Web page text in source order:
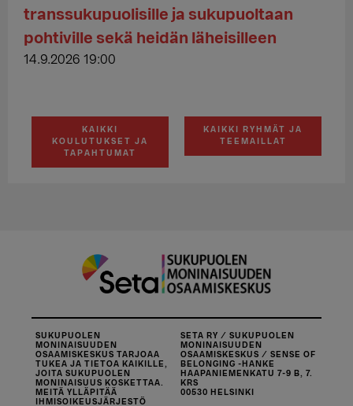
transsukupuolisille ja sukupuoltaan
pohtiville sekä heidän läheisilleen
14.9.2026 19:00
KAIKKI
KOULUTUKSET JA
TAPAHTUMAT
KAIKKI RYHMÄT JA
TEEMAILLAT
SUKUPUOLEN
MONINAISUUDEN
OSAAMISKESKUS TARJOAA
TUKEA JA TIETOA KAIKILLE,
JOITA SUKUPUOLEN
MONINAISUUS KOSKETTAA.
MEITÄ YLLÄPITÄÄ
IHMISOIKEUSJÄRJESTÖ
SETA RY / SUKUPUOLEN
MONINAISUUDEN
OSAAMISKESKUS / SENSE OF
BELONGING -HANKE
HAAPANIEMENKATU 7-9 B, 7.
KRS
00530 HELSINKI